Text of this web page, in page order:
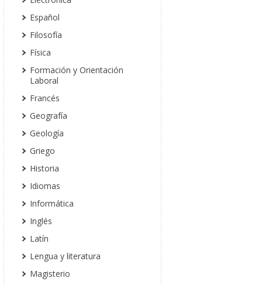
Español
Filosofía
Física
Formación y Orientación
Laboral
Francés
Geografía
Geología
Griego
Historia
Idiomas
Informática
Inglés
Latín
Lengua y literatura
Magisterio